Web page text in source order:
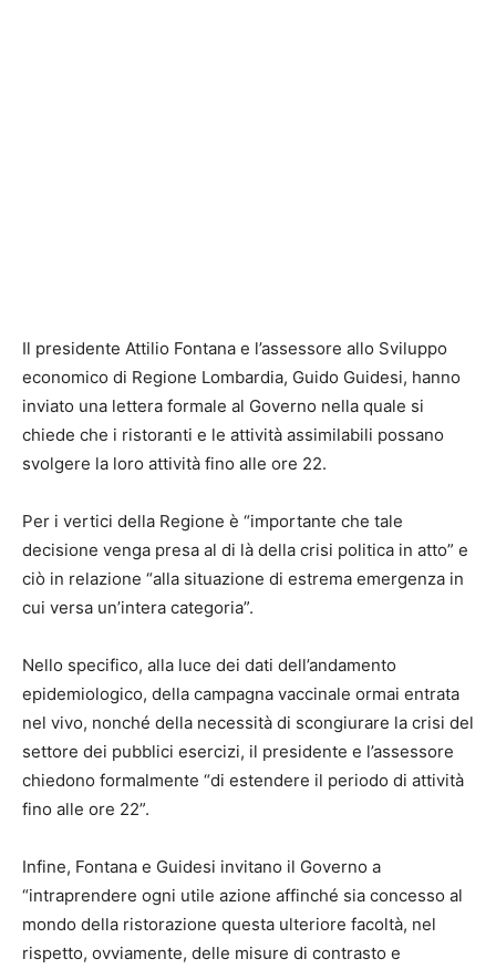
Il presidente Attilio Fontana e l’assessore allo Sviluppo
economico di Regione Lombardia, Guido Guidesi, hanno
inviato una lettera formale al Governo nella quale si
chiede che i ristoranti e le attività assimilabili possano
svolgere la loro attività fino alle ore 22.
Per i vertici della Regione è “importante che tale
decisione venga presa al di là della crisi politica in atto” e
ciò in relazione “alla situazione di estrema emergenza in
cui versa un’intera categoria”.
Nello specifico, alla luce dei dati dell’andamento
epidemiologico, della campagna vaccinale ormai entrata
nel vivo, nonché della necessità di scongiurare la crisi del
settore dei pubblici esercizi, il presidente e l’assessore
chiedono formalmente “di estendere il periodo di attività
fino alle ore 22”.
Infine, Fontana e Guidesi invitano il Governo a
“intraprendere ogni utile azione affinché sia concesso al
mondo della ristorazione questa ulteriore facoltà, nel
rispetto, ovviamente, delle misure di contrasto e